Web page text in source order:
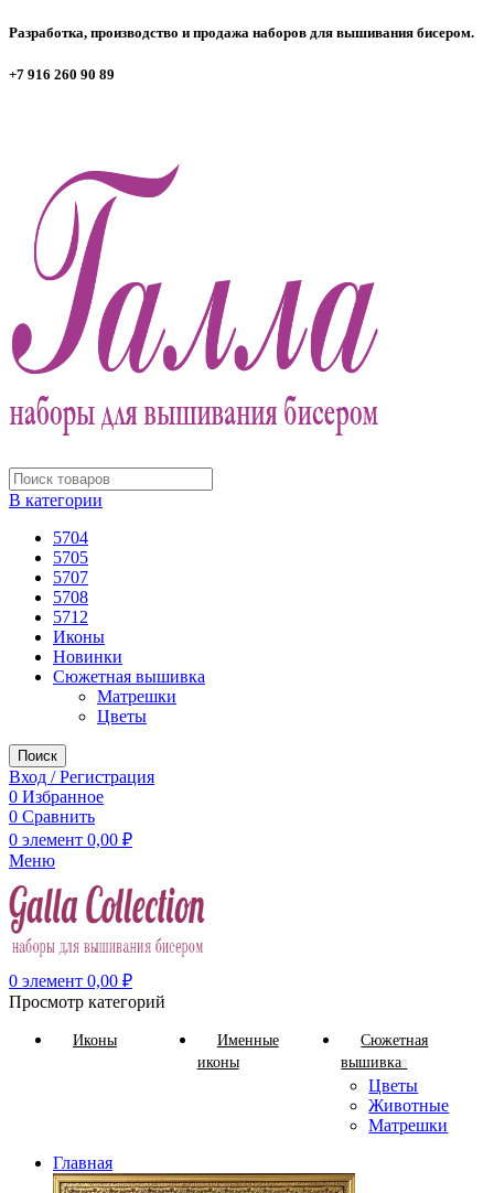
Разработка, производство и продажа наборов для вышивания бисером.
+7 916 260 90 89
В категории
5704
5705
5707
5708
5712
Иконы
Новинки
Сюжетная вышивка
Матрешки
Цветы
Поиск
Вход / Регистрация
0 Избранное
0 Сравнить
0 элемент 0,00 ₽
Меню
0 элемент 0,00 ₽
Просмотр категорий
Иконы
Именные
иконы
Сюжетная
вышивка
Цветы
Животные
Матрешки
Главная